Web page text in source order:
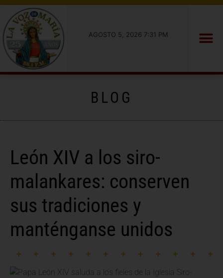
AGOSTO 5, 2026 7:31 PM
BLOG
León XIV a los siro-
malankares: conserven
sus tradiciones y
manténganse unidos